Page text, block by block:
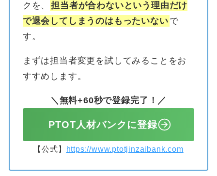
クを、 担当者が合わないという理由だけ
で退会してしまうのはもったいない で
す。
まずは担当者変更を試してみることをお
すすめします。
＼無料+60秒で登録完了！／
PTOT人材バンクに登録
【公式】 https://www.ptotjinzaibank.com